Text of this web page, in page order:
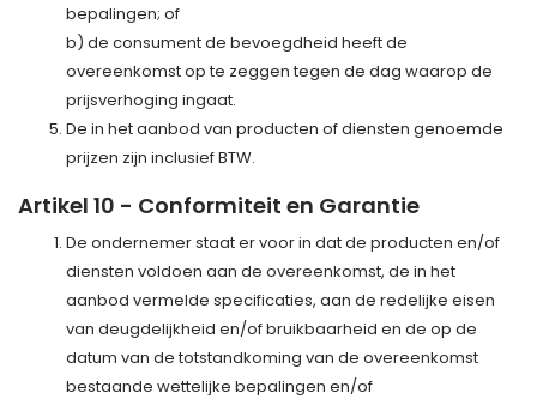
bepalingen; of
b) de consument de bevoegdheid heeft de
overeenkomst op te zeggen tegen de dag waarop de
prijsverhoging ingaat.
De in het aanbod van producten of diensten genoemde
prijzen zijn inclusief BTW.
Artikel 10 - Conformiteit en Garantie
De ondernemer staat er voor in dat de producten en/of
diensten voldoen aan de overeenkomst, de in het
aanbod vermelde specificaties, aan de redelijke eisen
van deugdelijkheid en/of bruikbaarheid en de op de
datum van de totstandkoming van de overeenkomst
bestaande wettelijke bepalingen en/of